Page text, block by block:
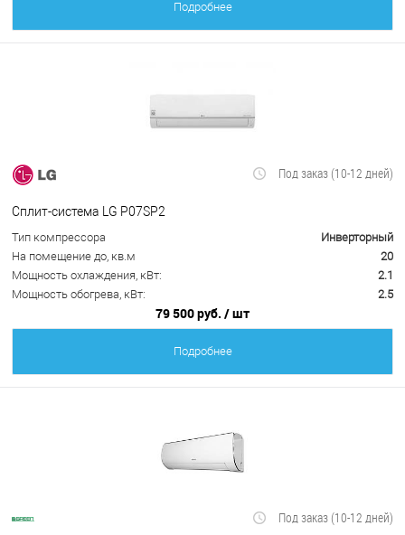
Подробнее
Под заказ (10-12 дней)
Сплит-система LG P07SP2
Тип компрессора
Инверторный
На помещение до, кв.м
20
Мощность охлаждения, кВт:
2.1
Мощность обогрева, кВт:
2.5
79 500 руб. / шт
Подробнее
Под заказ (10-12 дней)